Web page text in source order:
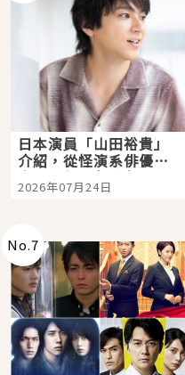
日本演員「山田裕貴」
介紹，從怪演系俳優走
向國民級日劇主角
2026年07月24日
No.7